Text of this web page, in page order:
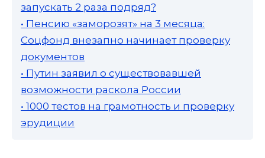
запускать 2 раза подряд?
• Пенсию «заморозят» на 3 месяца:
Соцфонд внезапно начинает проверку
документов
• Путин заявил о существовавшей
возможности раскола России
• 1000 тестов на грамотность и проверку
эрудиции